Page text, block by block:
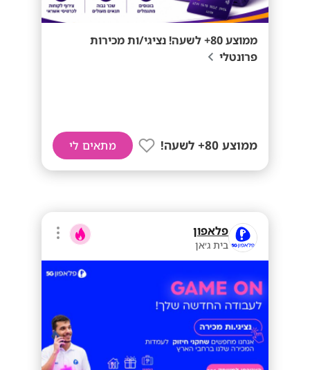
ממוצע 80+ לשעה! נציגי/ות מכירות
פרונטלי
ממוצע 80+ לשעה! מתאים לי
פלאפון
בית ג׳אן